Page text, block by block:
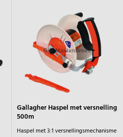
Gallagher Haspel met versnelling
500m
Haspel met 3:1 versnellingsmechanisme